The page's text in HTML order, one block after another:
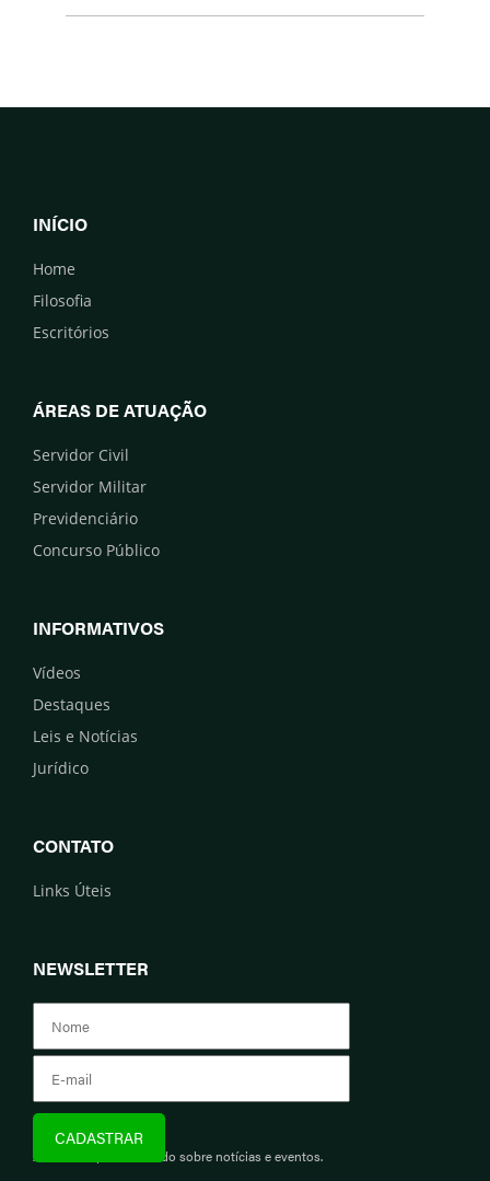
INÍCIO
Home
Filosofia
Escritórios
ÁREAS DE ATUAÇÃO
Servidor Civil
Servidor Militar
Previdenciário
Concurso Público
INFORMATIVOS
Vídeos
Destaques
Leis e Notícias
Jurídico
CONTATO
Links Úteis
NEWSLETTER
Assine e fique informado sobre notícias e eventos.